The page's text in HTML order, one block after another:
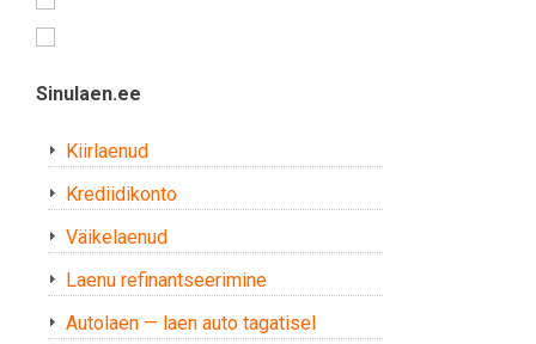
Sinulaen.ee
Kiirlaenud
Krediidikonto
Väikelaenud
Laenu refinantseerimine
Autolaen — laen auto tagatisel